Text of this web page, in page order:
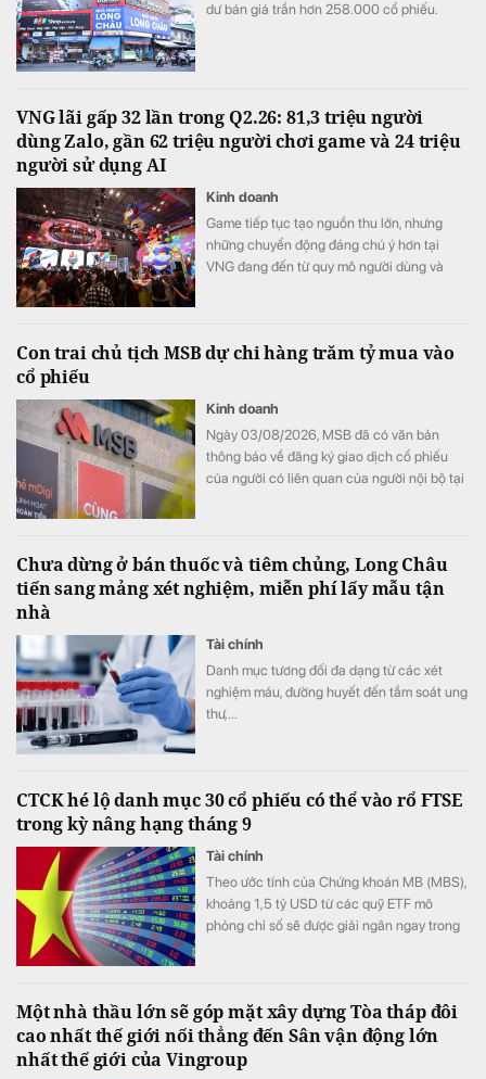
dư bán giá trần hơn 258.000 cổ phiếu.
VNG lãi gấp 32 lần trong Q2.26: 81,3 triệu người
dùng Zalo, gần 62 triệu người chơi game và 24 triệu
người sử dụng AI
Kinh doanh
Game tiếp tục tạo nguồn thu lớn, nhưng
những chuyển động đáng chú ý hơn tại
VNG đang đến từ quy mô người dùng và
Con trai chủ tịch MSB dự chi hàng trăm tỷ mua vào
cổ phiếu
Kinh doanh
Ngày 03/08/2026, MSB đã có văn bản
thông báo về đăng ký giao dịch cổ phiếu
của người có liên quan của người nội bộ tại
cổ phiếu MSB có giá trị và khối lượng lớn
nhất từ trước đến nay.
Chưa dừng ở bán thuốc và tiêm chủng, Long Châu
tiến sang mảng xét nghiệm, miễn phí lấy mẫu tận
nhà
Tài chính
Danh mục tương đối đa dạng từ các xét
nghiệm máu, đường huyết đến tầm soát ung
thư,...
CTCK hé lộ danh mục 30 cổ phiếu có thể vào rổ FTSE
trong kỳ nâng hạng tháng 9
Tài chính
Theo ước tính của Chứng khoán MB (MBS),
khoảng 1,5 tỷ USD từ các quỹ ETF mô
phỏng chỉ số sẽ được giải ngân ngay trong
Một nhà thầu lớn sẽ góp mặt xây dựng Tòa tháp đôi
cao nhất thế giới nối thẳng đến Sân vận động lớn
nhất thế giới của Vingroup